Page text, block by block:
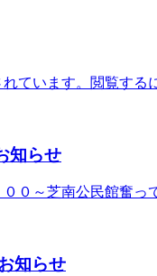
ています。閲覧す
知らせ
０～芝南公民館奮っ
知らせ